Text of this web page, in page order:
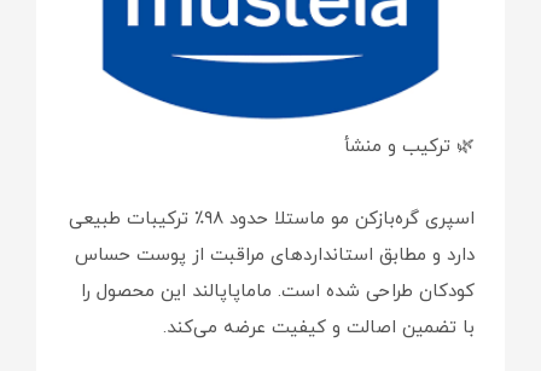
🌿 ترکیب و منشأ
اسپری گره‌بازکن مو ماستلا حدود ۹۸٪ ترکیبات طبیعی
دارد و مطابق استانداردهای مراقبت از پوست حساس
کودکان طراحی شده است. ماماپاپالند این محصول را
با تضمین اصالت و کیفیت عرضه می‌کند.